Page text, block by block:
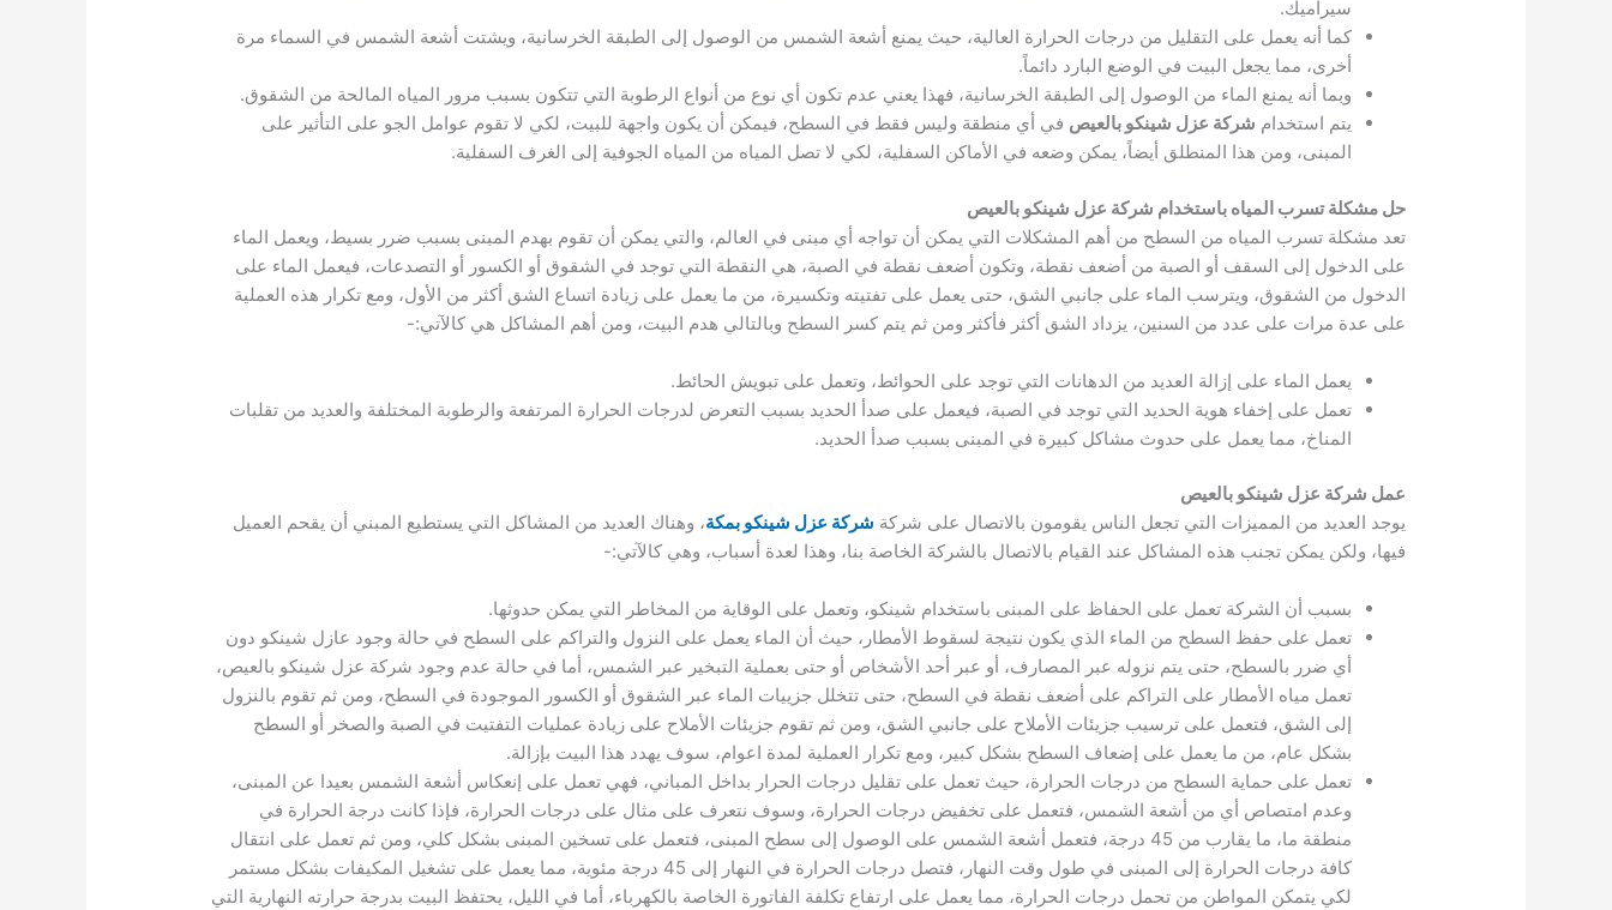
سيراميك.
كما أنه يعمل على التقليل من درجات الحرارة العالية، حيث يمنع أشعة الشمس من الوصول إلى الطبقة الخرسانية، ويشتت أشعة الشمس في السماء مرة
أخرى، مما يجعل البيت في الوضع البارد دائماً.
وبما أنه يمنع الماء من الوصول إلى الطبقة الخرسانية، فهذا يعني عدم تكون أي نوع من أنواع الرطوبة التي تتكون بسبب مرور المياه المالحة من الشقوق.
يتم استخدام شركة عزل شينكو بالعيص في أي منطقة وليس فقط في السطح، فيمكن أن يكون واجهة للبيت، لكي لا تقوم عوامل الجو على التأثير على
المبنى، ومن هذا المنطلق أيضاً، يمكن وضعه في الأماكن السفلية، لكي لا تصل المياه من المياه الجوفية إلى الغرف السفلية.
حل مشكلة تسرب المياه باستخدام شركة عزل شينكو بالعيص
تعد مشكلة تسرب المياه من السطح من أهم المشكلات التي يمكن أن تواجه أي مبنى في العالم، والتي يمكن أن تقوم بهدم المبنى بسبب ضرر بسيط، ويعمل الماء
على الدخول إلى السقف أو الصبة من أضعف نقطة، وتكون أضعف نقطة في الصبة، هي النقطة التي توجد في الشقوق أو الكسور أو التصدعات، فيعمل الماء على
الدخول من الشقوق، ويترسب الماء على جانبي الشق، حتى يعمل على تفتيته وتكسيرة، من ما يعمل على زيادة اتساع الشق أكثر من الأول، ومع تكرار هذه العملية
على عدة مرات على عدد من السنين، يزداد الشق أكثر فأكثر ومن ثم يتم كسر السطح وبالتالي هدم البيت، ومن أهم المشاكل هي كالآتي:-
يعمل الماء على إزالة العديد من الدهانات التي توجد على الحوائط، وتعمل على تبويش الحائط.
تعمل على إخفاء هوية الحديد التي توجد في الصبة، فيعمل على صدأ الحديد بسبب التعرض لدرجات الحرارة المرتفعة والرطوبة المختلفة والعديد من تقلبات
المناخ، مما يعمل على حدوث مشاكل كبيرة في المبنى بسبب صدأ الحديد.
عمل شركة عزل شينكو بالعيص
يوجد العديد من المميزات التي تجعل الناس يقومون بالاتصال على شركة شركة عزل شينكو بمكة، وهناك العديد من المشاكل التي يستطيع المبني أن يقحم العميل
فيها، ولكن يمكن تجنب هذه المشاكل عند القيام بالاتصال بالشركة الخاصة بنا، وهذا لعدة أسباب، وهي كالآتي:-
بسبب أن الشركة تعمل على الحفاظ على المبنى باستخدام شينكو، وتعمل على الوقاية من المخاطر التي يمكن حدوثها.
تعمل على حفظ السطح من الماء الذي يكون نتيجة لسقوط الأمطار، حيث أن الماء يعمل على النزول والتراكم على السطح في حالة وجود عازل شينكو دون
أي ضرر بالسطح، حتى يتم نزوله عبر المصارف، أو عبر أحد الأشخاص أو حتى بعملية التبخير عبر الشمس، أما في حالة عدم وجود شركة عزل شينكو بالعيص،
تعمل مياه الأمطار على التراكم على أضعف نقطة في السطح، حتى تتخلل جزييات الماء عبر الشقوق أو الكسور الموجودة في السطح، ومن ثم تقوم بالنزول
إلى الشق، فتعمل على ترسيب جزيئات الأملاح على جانبي الشق، ومن ثم تقوم جزيئات الأملاح على زيادة عمليات التفتيت في الصبة والصخر أو السطح
بشكل عام، من ما يعمل على إضعاف السطح بشكل كبير، ومع تكرار العملية لمدة اعوام، سوف يهدد هذا البيت بإزالة.
تعمل على حماية السطح من درجات الحرارة، حيث تعمل على تقليل درجات الحرار بداخل المباني، فهي تعمل على إنعكاس أشعة الشمس بعيدا عن المبنى،
وعدم امتصاص أي من أشعة الشمس، فتعمل على تخفيض درجات الحرارة، وسوف نتعرف على مثال على درجات الحرارة، فإذا كانت درجة الحرارة في
منطقة ما، ما يقارب من 45 درجة، فتعمل أشعة الشمس على الوصول إلى سطح المبنى، فتعمل على تسخين المبنى بشكل كلي، ومن ثم تعمل على انتقال
كافة درجات الحرارة إلى المبنى في طول وقت النهار، فتصل درجات الحرارة في النهار إلى 45 درجة مئوية، مما يعمل على تشغيل المكيفات بشكل مستمر
لكي يتمكن المواطن من تحمل درجات الحرارة، مما يعمل على ارتفاع تكلفة الفاتورة الخاصة بالكهرباء، أما في الليل، يحتفظ البيت بدرجة حرارته النهارية التي